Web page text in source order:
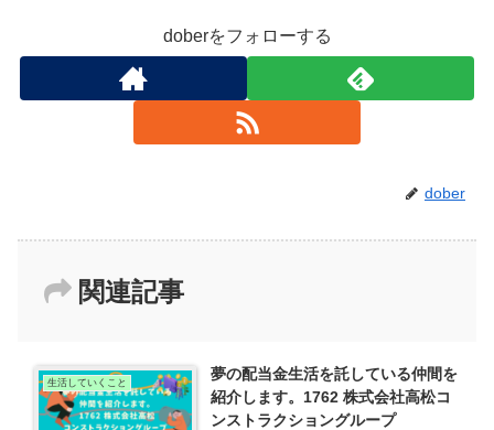
doberをフォローする
dober
関連記事
生活していくこと
夢の配当金生活を託している仲間を
紹介します。1762 株式会社高松コ
ンストラクショングループ